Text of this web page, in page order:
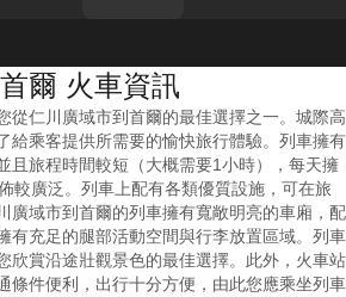
爾 火車資訊
從仁川廣域市到首爾的最佳選擇之一。城際高
給乘客提供所需要的愉快旅行體驗。列車擁有
且旅程時間較短（大概需要1小時），每天擁
較廣泛。列車上配有各類優質設施，可在旅
廣域市到首爾的列車擁有寬敞明亮的車廂，配
有充足的腿部活動空間與行李放置區域。列車
欣賞沿途壯觀景色的最佳選擇。此外，火車站
條件便利，出行十分方便，由此您應乘坐列車